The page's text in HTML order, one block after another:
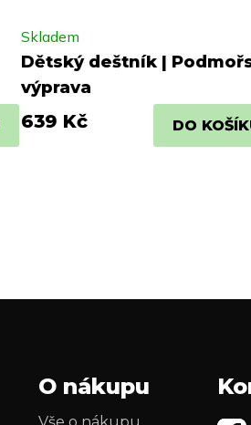
Dětský deštník |
výprava
Skladem
639 Kč DO
O nákupu